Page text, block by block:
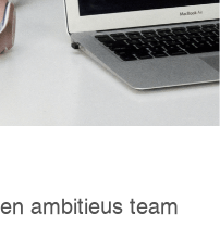
ambitieus team